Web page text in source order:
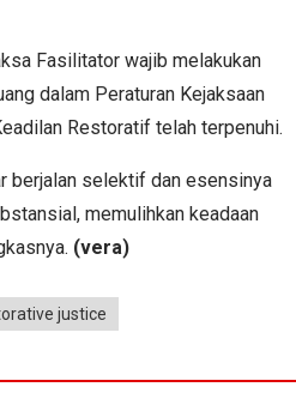
Fasilitator wajib melakukan
dalam Peraturan Kejaksaan
Restoratif telah terpenuhi.
berjalan selektif dan esensinya
memulihkan keadaan
(vera)
justice